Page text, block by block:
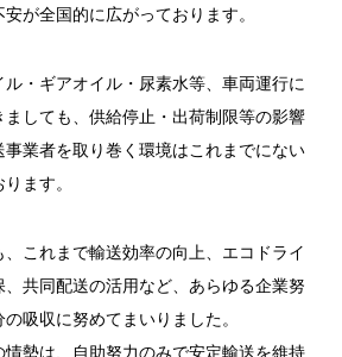
が全国的に広がっております。
・ギアオイル・尿素水等、車両運行に
しても、供給停止・出荷制限等の影響
業者を取り巻く環境はこれまでにない
ます。
これまで輸送効率の向上、エコドライ
共同配送の活用など、あらゆる企業努
吸収に努めてまいりました。
情勢は、自助努力のみで安定輸送を維持